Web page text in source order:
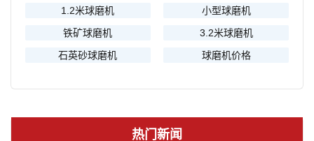
1.2米球磨机
小型球磨机
铁矿球磨机
3.2米球磨机
石英砂球磨机
球磨机价格
热门新闻